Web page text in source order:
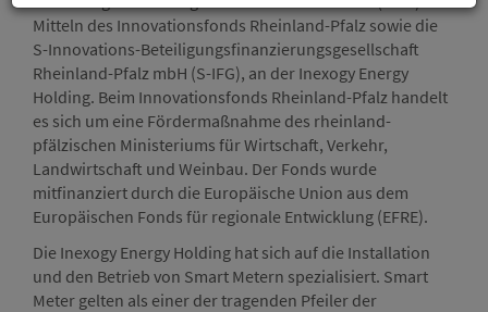
Mitteln des Innovationsfonds Rheinland-Pfalz sowie die
S-Innovations-Beteiligungsfinanzierungsgesellschaft
Rheinland-Pfalz mbH (S-IFG), an der Inexogy Energy
Holding. Beim Innovationsfonds Rheinland-Pfalz handelt
es sich um eine Fördermaßnahme des rheinland-
pfälzischen Ministeriums für Wirtschaft, Verkehr,
Landwirtschaft und Weinbau. Der Fonds wurde
mitfinanziert durch die Europäische Union aus dem
Europäischen Fonds für regionale Entwicklung (EFRE).
Die Inexogy Energy Holding hat sich auf die Installation
und den Betrieb von Smart Metern spezialisiert. Smart
Meter gelten als einer der tragenden Pfeiler der